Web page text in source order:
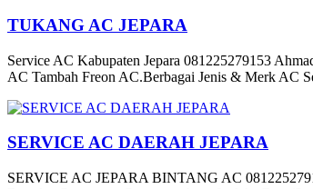
TUKANG AC JEPARA
Service AC Kabupaten Jepara 081225279153
AC Tambah Freon AC.Berbagai Jenis & Merk AC
SERVICE AC DAERAH JEPARA
SERVICE AC JEPARA BINTANG AC